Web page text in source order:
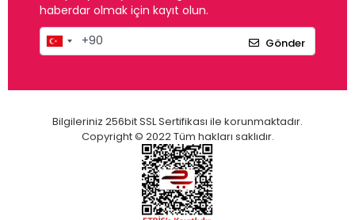
haberdar olmak için kayıt olun.
Gönder
Bilgileriniz 256bit SSL Sertifikası ile korunmaktadır.
Copyright © 2022 Tüm hakları saklıdır.